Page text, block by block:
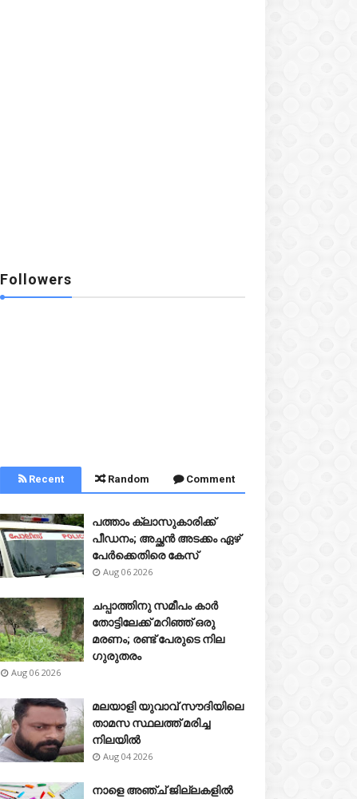
Followers
Recent Random Comment
പത്താം ക്ലാസുകാരിക്ക്
പീഡനം; അച്ഛൻ അടക്കം ഏഴ്
പേർക്കെതിരെ കേസ്
Aug 06 2026
ചപ്പാത്തിനു സമീപം കാർ
തോട്ടിലേക്ക് മറിഞ്ഞ് ഒരു
മരണം; രണ്ട് പേരുടെ നില
ഗുരുതരം
Aug 06 2026
മലയാളി യുവാവ് സൗദിയിലെ
താമസ സ്ഥലത്ത് മരിച്ച
നിലയിൽ
Aug 04 2026
നാളെ അഞ്ച് ജില്ലകളിൽ